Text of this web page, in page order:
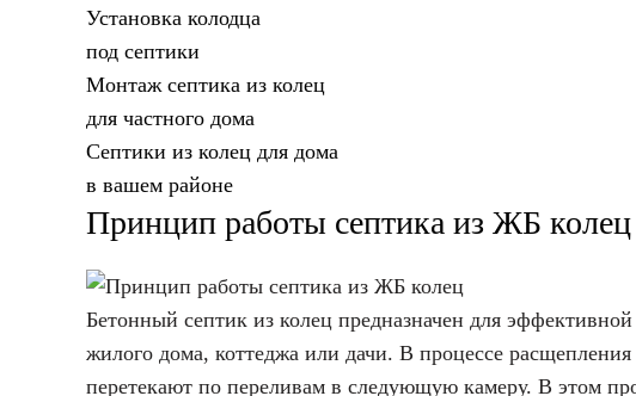
Установка колодца
под септики
Монтаж септика из колец
для частного дома
Септики из колец для дома
в вашем районе
Принцип работы септика из ЖБ колец
Бетонный септик из колец предназначен для
жилого дома, коттеджа или дачи. В процессе
перетекают по переливам в следующую камеру. В этом